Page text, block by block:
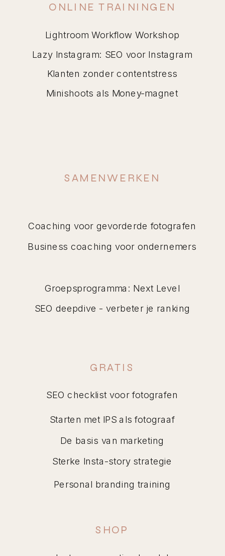
ONLINE TRAININGEN
Lightroom Workflow Workshop
Klanten zonder contentstress
Lazy Instagram: SEO voor Instagram
Minishoots als Money-magnet
SAMENWERKEN
Business coaching voor ondernemers
Coaching voor gevorderde fotografen
Groepsprogramma: Next Level
SEO deepdive - verbeter je ranking
GRATIS
SEO checklist voor fotografen
Sterke Insta-story strategie
De basis van marketing
Personal branding training
SHOP
Starten met IPS als fotograaf